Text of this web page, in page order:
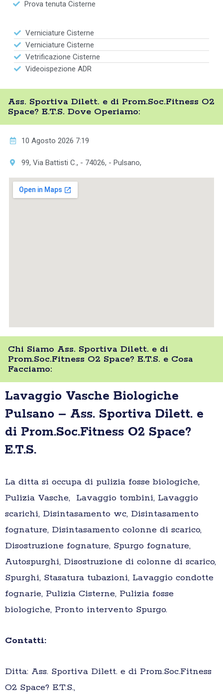
Prova tenuta Cisterne
Verniciature Cisterne
Verniciature Cisterne
Vetrificazione Cisterne
Videoispezione ADR
Ass. Sportiva Dilett. e di Prom.Soc.Fitness O2
Space? E.T.S. Dove Operiamo:
10 Agosto 2026 7:19
99, Via Battisti C., - 74026, - Pulsano,
Chi Siamo Ass. Sportiva Dilett. e di
Prom.Soc.Fitness O2 Space? E.T.S. e Cosa
Facciamo:
Lavaggio Vasche Biologiche
Pulsano – Ass. Sportiva Dilett. e
di Prom.Soc.Fitness O2 Space?
E.T.S.
La ditta si occupa di pulizia fosse biologiche,
Pulizia Vasche, Lavaggio tombini, Lavaggio
scarichi, Disintasamento wc, Disintasamento
fognature, Disintasamento colonne di scarico,
Disostruzione fognature, Spurgo fognature,
Autospurghi, Disostruzione di colonne di scarico,
Spurghi, Stasatura tubazioni, Lavaggio condotte
fognarie, Pulizia Cisterne, Pulizia fosse
biologiche, Pronto intervento Spurgo.
Contatti:
Ditta: Ass. Sportiva Dilett. e di Prom.Soc.Fitness
O2 Space? E.T.S.,